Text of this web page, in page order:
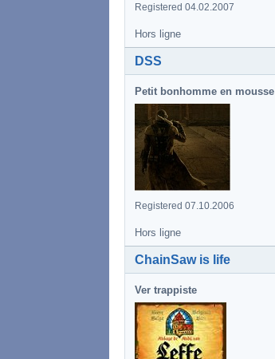
Registered 04.02.2007
Hors ligne
DSS
Petit bonhomme en mousse
Registered 07.10.2006
Hors ligne
ChainSaw is life
Ver trappiste